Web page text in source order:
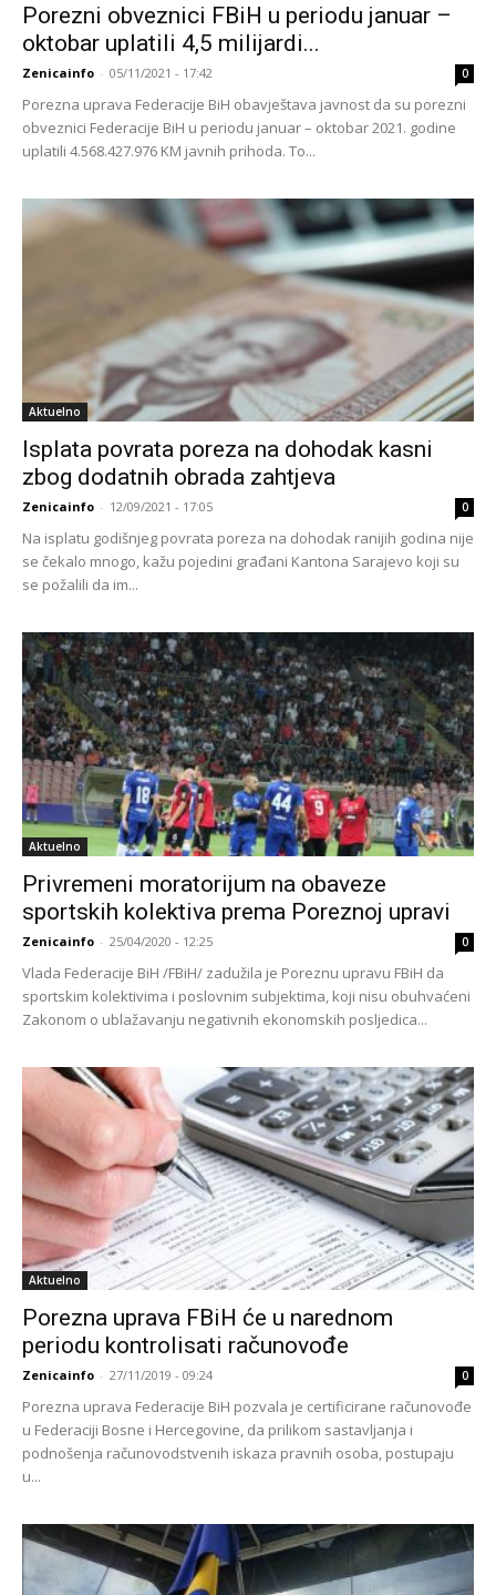
Porezni obveznici FBiH u periodu januar –
oktobar uplatili 4,5 milijardi...
Zenicainfo - 05/11/2021 - 17:42 0
Porezna uprava Federacije BiH obavještava javnost da su porezni
obveznici Federacije BiH u periodu januar – oktobar 2021. godine
uplatili 4.568.427.976 KM javnih prihoda. To...
Aktuelno
Isplata povrata poreza na dohodak kasni
zbog dodatnih obrada zahtjeva
Zenicainfo - 12/09/2021 - 17:05 0
Na isplatu godišnjeg povrata poreza na dohodak ranijih godina nije
se čekalo mnogo, kažu pojedini građani Kantona Sarajevo koji su
se požalili da im...
Aktuelno
Privremeni moratorijum na obaveze
sportskih kolektiva prema Poreznoj upravi
Zenicainfo - 25/04/2020 - 12:25 0
Vlada Federacije BiH /FBiH/ zadužila je Poreznu upravu FBiH da
sportskim kolektivima i poslovnim subjektima, koji nisu obuhvaćeni
Zakonom o ublažavanju negativnih ekonomskih posljedica...
Aktuelno
Porezna uprava FBiH će u narednom
periodu kontrolisati računovođe
Zenicainfo - 27/11/2019 - 09:24 0
Porezna uprava Federacije BiH pozvala je certificirane računovođe
u Federaciji Bosne i Hercegovine, da prilikom sastavljanja i
podnošenja računovodstvenih iskaza pravnih osoba, postupaju
u...